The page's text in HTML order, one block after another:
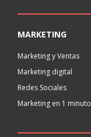
MARKETING
Marketing y Ventas
Marketing digital
Redes Sociales
Marketing en 1 minuto